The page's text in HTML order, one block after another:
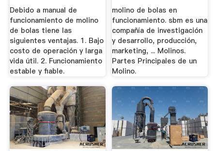
Debido a manual de
funcionamiento de molino
de bolas tiene las
siguientes ventajas. 1. Bajo
costo de operación y larga
vida útil. 2. Funcionamiento
estable y fiable.
molino de bolas en
funcionamiento. sbm es una
compañía de investigación
y desarrollo, producción,
marketing, ... Molinos.
Partes Principales de un
Molino.